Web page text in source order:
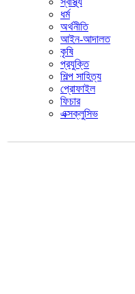
ধর্ম
অর্থনীতি
আইন-আদালত
কৃষি
প্রযুক্তি
শিল্প সাহিত্য
প্রোফাইল
ফিচার
এক্সক্লুসিভ